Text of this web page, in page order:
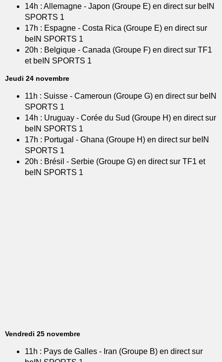
14h : Allemagne - Japon (Groupe E) en direct sur beIN
SPORTS 1
17h : Espagne - Costa Rica (Groupe E) en direct sur
beIN SPORTS 1
20h : Belgique - Canada (Groupe F) en direct sur TF1
et beIN SPORTS 1
Jeudi 24 novembre
11h : Suisse - Cameroun (Groupe G) en direct sur beIN
SPORTS 1
14h : Uruguay - Corée du Sud (Groupe H) en direct sur
beIN SPORTS 1
17h : Portugal - Ghana (Groupe H) en direct sur beIN
SPORTS 1
20h : Brésil - Serbie (Groupe G) en direct sur TF1 et
beIN SPORTS 1
Vendredi 25 novembre
11h : Pays de Galles - Iran (Groupe B) en direct sur